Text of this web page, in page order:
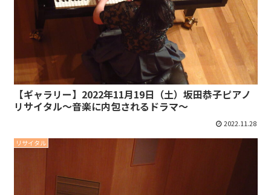
【ギャラリー】2022年11月19日（土）坂田恭子ピアノ
リサイタル～音楽に内包されるドラマ～
2022.11.28
リサイタル